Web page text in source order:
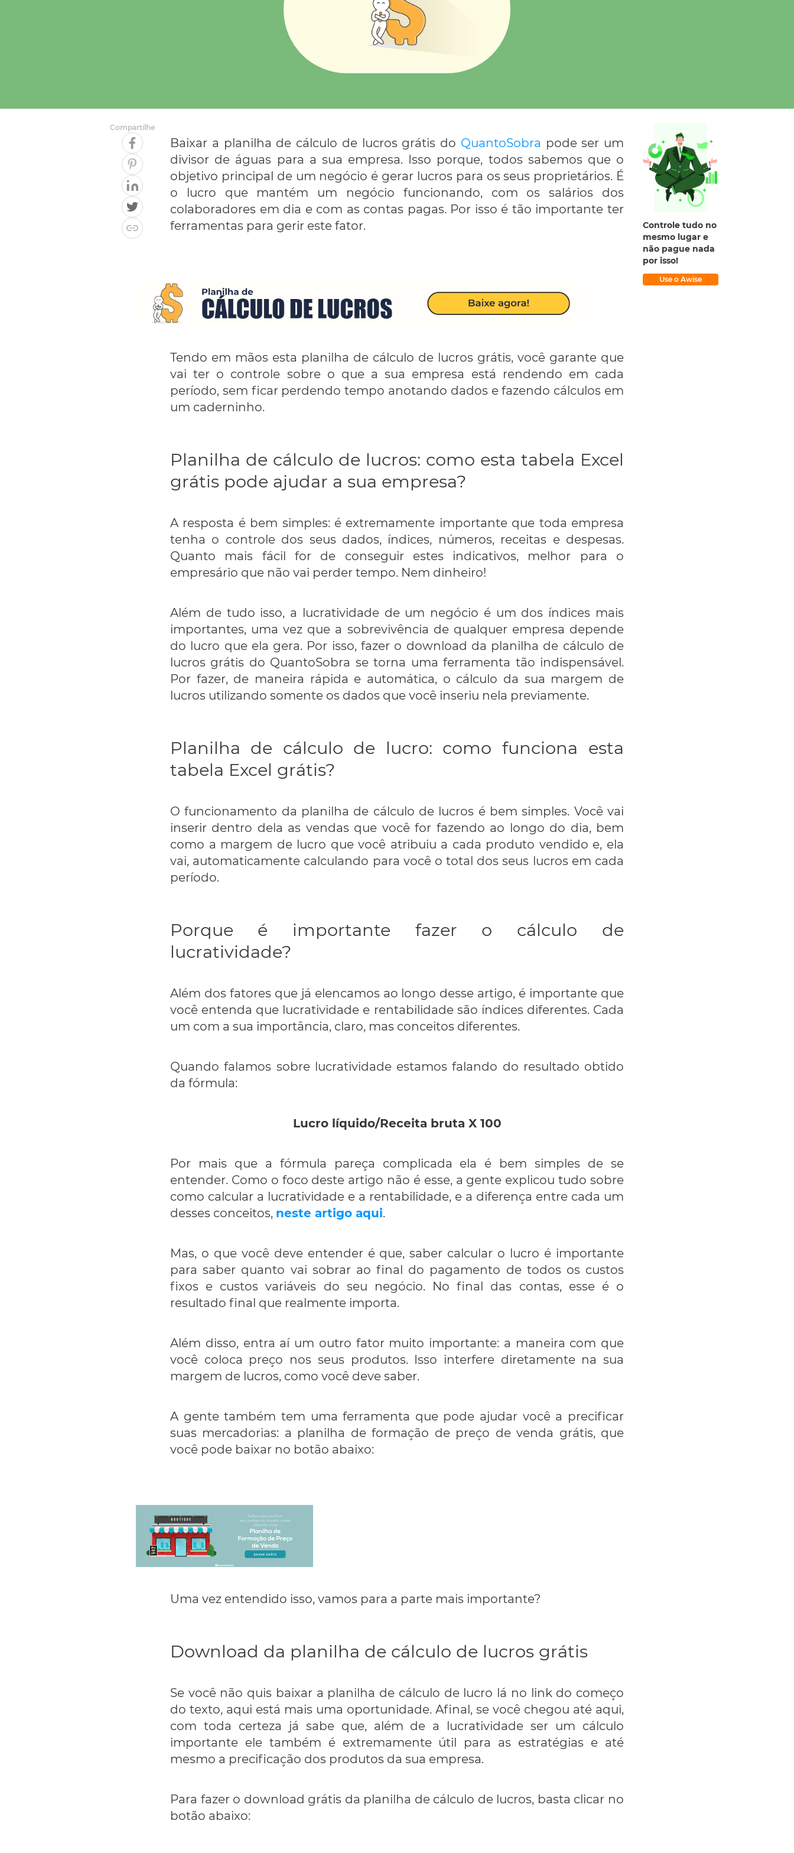
Compartilhe
Baixar a planilha de cálculo de lucros grátis do QuantoSobra pode ser um
divisor de águas para a sua empresa. Isso porque, todos sabemos que o
objetivo principal de um negócio é gerar lucros para os seus proprietários. É
o lucro que mantém um negócio funcionando, com os salários dos
colaboradores em dia e com as contas pagas. Por isso é tão importante ter
ferramentas para gerir este fator.
Tendo em mãos esta planilha de cálculo de lucros grátis, você garante que
vai ter o controle sobre o que a sua empresa está rendendo em cada
período, sem ficar perdendo tempo anotando dados e fazendo cálculos em
um caderninho.
Planilha de cálculo de lucros: como esta tabela Excel
grátis pode ajudar a sua empresa?
A resposta é bem simples: é extremamente importante que toda empresa
tenha o controle dos seus dados, índices, números, receitas e despesas.
Quanto mais fácil for de conseguir estes indicativos, melhor para o
empresário que não vai perder tempo. Nem dinheiro!
Além de tudo isso, a lucratividade de um negócio é um dos índices mais
importantes, uma vez que a sobrevivência de qualquer empresa depende
do lucro que ela gera. Por isso, fazer o download da planilha de cálculo de
lucros grátis do QuantoSobra se torna uma ferramenta tão indispensável.
Por fazer, de maneira rápida e automática, o cálculo da sua margem de
lucros utilizando somente os dados que você inseriu nela previamente.
Planilha de cálculo de lucro: como funciona esta
tabela Excel grátis?
O funcionamento da planilha de cálculo de lucros é bem simples. Você vai
inserir dentro dela as vendas que você for fazendo ao longo do dia, bem
como a margem de lucro que você atribuiu a cada produto vendido e, ela
vai, automaticamente calculando para você o total dos seus lucros em cada
período.
Porque é importante fazer o cálculo de
lucratividade?
Além dos fatores que já elencamos ao longo desse artigo, é importante que
você entenda que lucratividade e rentabilidade são índices diferentes. Cada
um com a sua importância, claro, mas conceitos diferentes.
Quando falamos sobre lucratividade estamos falando do resultado obtido
da fórmula:
Lucro líquido/Receita bruta X 100
Por mais que a fórmula pareça complicada ela é bem simples de se
entender. Como o foco deste artigo não é esse, a gente explicou tudo sobre
como calcular a lucratividade e a rentabilidade, e a diferença entre cada um
desses conceitos, neste artigo aqui.
Mas, o que você deve entender é que, saber calcular o lucro é importante
para saber quanto vai sobrar ao final do pagamento de todos os custos
fixos e custos variáveis do seu negócio. No final das contas, esse é o
resultado final que realmente importa.
Além disso, entra aí um outro fator muito importante: a maneira com que
você coloca preço nos seus produtos. Isso interfere diretamente na sua
margem de lucros, como você deve saber.
A gente também tem uma ferramenta que pode ajudar você a precificar
suas mercadorias: a planilha de formação de preço de venda grátis, que
você pode baixar no botão abaixo:
Uma vez entendido isso, vamos para a parte mais importante?
Download da planilha de cálculo de lucros grátis
Se você não quis baixar a planilha de cálculo de lucro lá no link do começo
do texto, aqui está mais uma oportunidade. Afinal, se você chegou até aqui,
com toda certeza já sabe que, além de a lucratividade ser um cálculo
importante ele também é extremamente útil para as estratégias e até
mesmo a precificação dos produtos da sua empresa.
Para fazer o download grátis da planilha de cálculo de lucros, basta clicar no
botão abaixo:
Controle tudo no
mesmo lugar e
não pague nada
por isso!
Use o Awise